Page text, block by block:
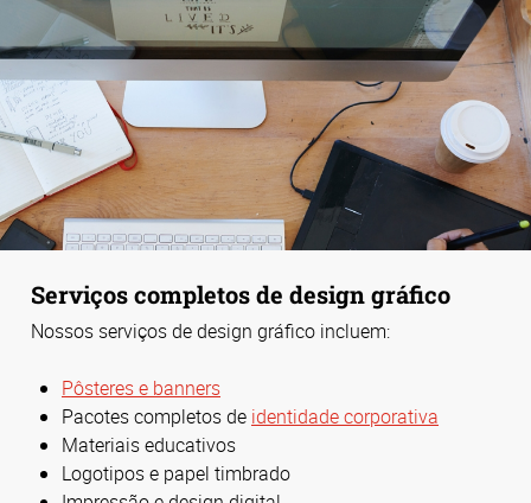
Serviços completos de design gráfico
Nossos serviços de design gráfico incluem:
Pôsteres e banners
Pacotes completos de identidade corporativa
Materiais educativos
Logotipos e papel timbrado